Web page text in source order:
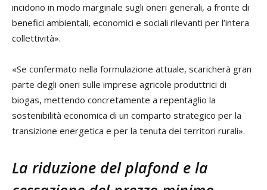
incidono in modo marginale sugli oneri generali, a fronte di
benefici ambientali, economici e sociali rilevanti per l’intera
collettività».
«Se confermato nella formulazione attuale, scaricherà gran
parte degli oneri sulle imprese agricole produttrici di
biogas, mettendo concretamente a repentaglio la
sostenibilità economica di un comparto strategico per la
transizione energetica e per la tenuta dei territori rurali».
La riduzione del plafond e la